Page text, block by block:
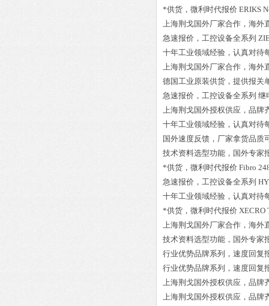
*供货，微利时代报价 ERIKS
上海荆戈国外厂家合作，海外
急速报价，工控设备全系列
十年工业领域经验，认真对待
上海荆戈国外厂家合作，海外
德国工业原装供货，提供报关
急速报价，工控设备全系列 继
上海荆戈国外授权供应，品牌
十年工业领域经验，认真对待
国外速度反馈，厂家拿货品质
技术资料选型功能，国外专家
*供货，微利时代报价 Fibro
急速报价，工控设备全系列
十年工业领域经验，认真对待
*供货，微利时代报价 XECRO
上海荆戈国外厂家合作，海外
技术资料选型功能，国外专家
行业优势品牌系列，速度回复
行业优势品牌系列，速度回复
上海荆戈国外授权供应，品牌
上海荆戈国外授权供应，品牌